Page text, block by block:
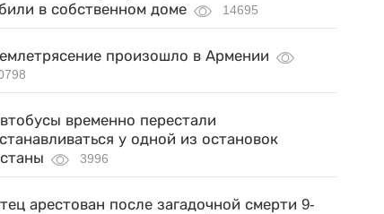
в собственном доме
14695
произошло в Армении
временно перестали
у одной из остановок
3996
арестован после загадочной смерти 9-